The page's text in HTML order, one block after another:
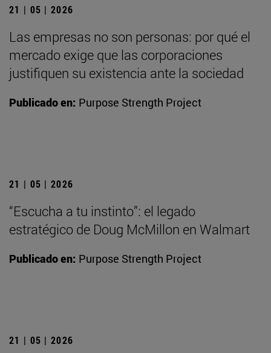
21 | 05 | 2026
Las empresas no son personas: por qué el
mercado exige que las corporaciones
justifiquen su existencia ante la sociedad
Publicado en: Purpose Strength Project
21 | 05 | 2026
“Escucha a tu instinto”: el legado
estratégico de Doug McMillon en Walmart
Publicado en: Purpose Strength Project
21 | 05 | 2026